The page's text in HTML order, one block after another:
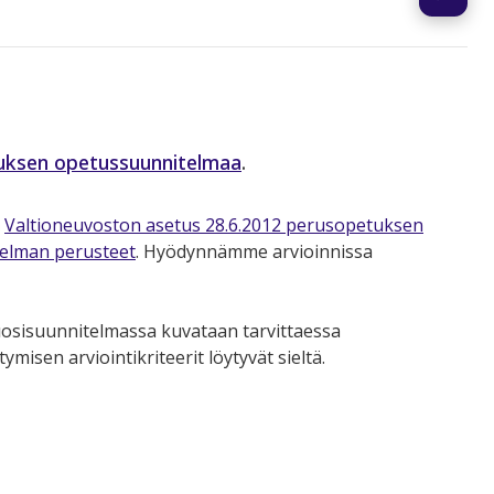
opetussuunnitelmaa.
Valtioneuvoston asetus 28.6.2012 perusopetuksen
perusteet. Hyödynnämme arvioinnissa
kuvataan tarvittaessa
arviointikriteerit löytyvät sieltä.